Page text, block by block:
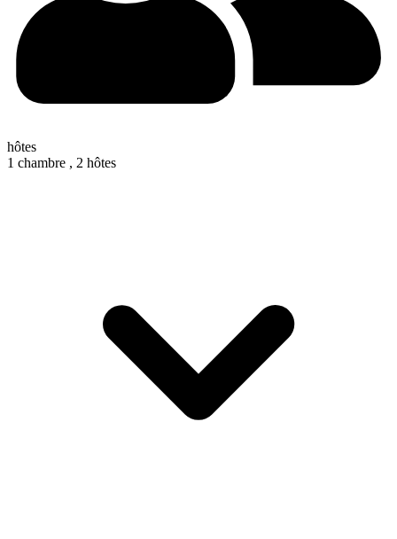
hôtes
1 chambre , 2 hôtes